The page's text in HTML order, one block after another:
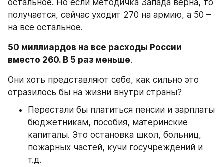
остальное. Но если методичка Запада верна, то
получается, сейчас уходит 270 на армию, а 50 –
на все остальное.
50 миллиардов на все расходы России
вместо 260. В 5 раз меньше.
Они хоть представляют себе, как сильно это
отразилось бы на жизни внутри страны?
Перестали бы платиться пенсии и зарплаты
бюджетникам, пособия, материнские
капиталы. Это остановка школ, больниц,
пожарных частей, кучи госучреждений и
т.д.